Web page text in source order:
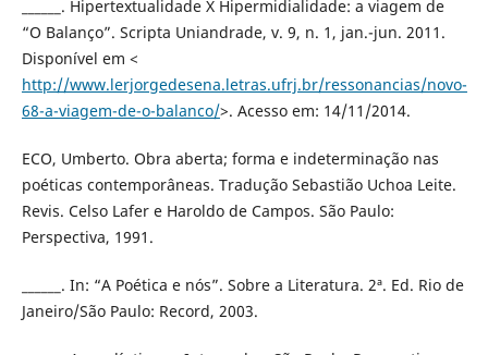
______. Hipertextualidade X Hipermidialidade: a viagem de
“O Balanço”. Scripta Uniandrade, v. 9, n. 1, jan.-jun. 2011.
Disponível em <
http://www.lerjorgedesena.letras.ufrj.br/ressonancias/novo-
68-a-viagem-de-o-balanco/>. Acesso em: 14/11/2014.
ECO, Umberto. Obra aberta; forma e indeterminação nas
poéticas contemporâneas. Tradução Sebastião Uchoa Leite.
Revis. Celso Lafer e Haroldo de Campos. São Paulo:
Perspectiva, 1991.
______. In: “A Poética e nós”. Sobre a Literatura. 2ª. Ed. Rio de
Janeiro/São Paulo: Record, 2003.